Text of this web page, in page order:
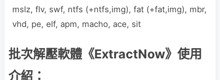
mslz, flv, swf, ntfs (+ntfs,img), fat (+fat,img), mbr,
vhd, pe, elf, apm, macho, ace, sit
批次解壓軟體《ExtractNow》使用
介紹：